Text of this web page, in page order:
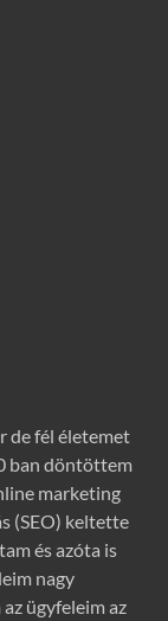
de fél életemet
ban döntöttem
marketing
(SEO) keltette
és azóta is
nagy
ügyfeleim az